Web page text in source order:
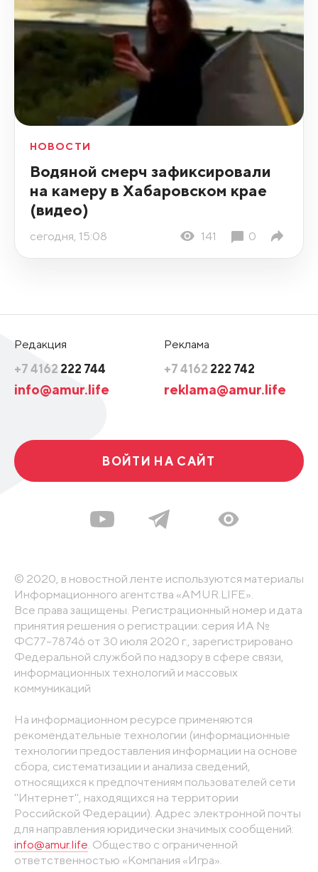
НОВОСТИ
Водяной смерч зафиксировали
на камеру в Хабаровском крае
(видео)
сегодня, 15:08 141 0
Редакция
+7 4162 222 744
info@amur.life
Реклама
+7 4162 222 742
reklama@amur.life
ВОЙТИ НА САЙТ
© 2020, в новостной ленте используются материалы
Информационного агентства «AMUR.LIFE».
Все права защищены. Регистрационный номер и дата
принятия решения о регистрации: серия ИА №
ФС77-78746 от 30 июля 2020 г., зарегистрировано
Федеральной службой по надзору в сфере связи,
информационных технологий и массовых
коммуникаций
На информационном ресурсе применяются
рекомендательные технологии (информационные
технологии предоставления информации на основе
сбора, систематизации и анализа сведений,
относящихся к предпочтениям пользователей сети
"Интернет", находящихся на территории
Российской Федерации). Адрес электронной почты
для направления юридически значимых сообщений:
info@amur.life . Общество с ограниченной
ответственностью «Компания «Игра».